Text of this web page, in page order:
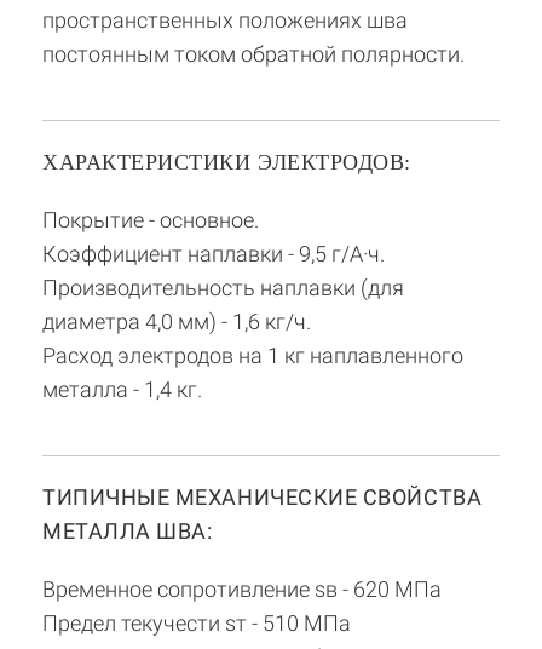
пространственных положениях шва
постоянным током обратной полярности.
ХАРАКТЕРИСТИКИ ЭЛЕКТРОДОВ:
Покрытие - основное.
Коэффициент наплавки - 9,5 г/А·ч.
Производительность наплавки (для
диаметра 4,0 мм) - 1,6 кг/ч.
Расход электродов на 1 кг наплавленного
металла - 1,4 кг.
ТИПИЧНЫЕ МЕХАНИЧЕСКИЕ СВОЙСТВА
МЕТАЛЛА ШВА:
Временное сопротивление sв - 620 МПа
Предел текучести sт - 510 МПа